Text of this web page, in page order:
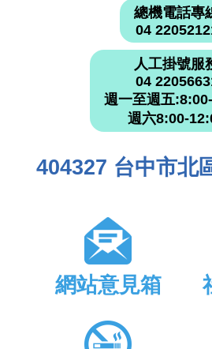
總機電話專
04
人工掛號服
04
週一至週五
週六8:00-
404327 台中市北
網站意見箱